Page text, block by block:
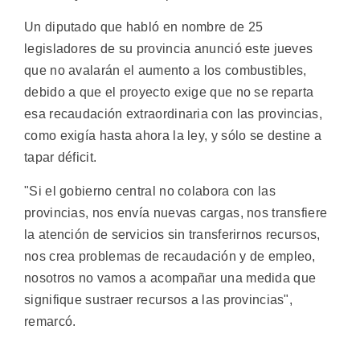
Un diputado que habló en nombre de 25
legisladores de su provincia anunció este jueves
que no avalarán el aumento a los combustibles,
debido a que el proyecto exige que no se reparta
esa recaudación extraordinaria con las provincias,
como exigía hasta ahora la ley, y sólo se destine a
tapar déficit.
"Si el gobierno central no colabora con las
provincias, nos envía nuevas cargas, nos transfiere
la atención de servicios sin transferirnos recursos,
nos crea problemas de recaudación y de empleo,
nosotros no vamos a acompañar una medida que
signifique sustraer recursos a las provincias",
remarcó.